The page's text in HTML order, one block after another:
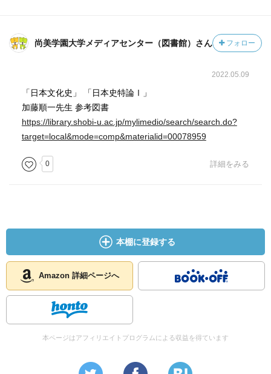
尚美学園大学メディアセンター（図書館）さん フォロー
2022.05.09
「日本文化史」 「日本史特論Ⅰ」
加藤順一先生 参考図書
https://library.shobi-u.ac.jp/mylimedio/search/search.do?
target=local&mode=comp&materialid=00078959
0 詳細をみる
本棚に登録する
Amazon 詳細ページへ
本ページはアフィリエイトプログラムによる収益を得ています